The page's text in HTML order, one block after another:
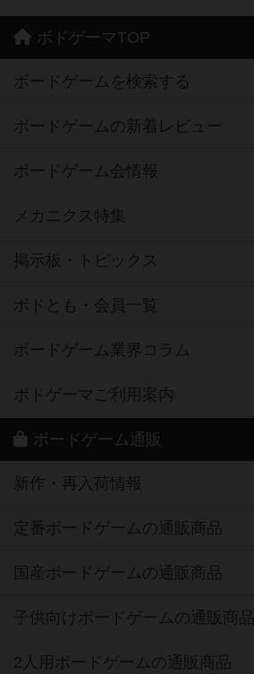
ボドゲーマTOP
ボードゲームを検索する
ボードゲームの新着レビュー
ボードゲーム会情報
メカニクス特集
掲示板・トピックス
ボドとも・会員一覧
ボードゲーム業界コラム
ボドゲーマご利用案内
ボードゲーム通販
新作・再入荷情報
定番ボードゲームの通販商品
国産ボードゲームの通販商品
子供向けボードゲームの通販商品
2人用ボードゲームの通販商品